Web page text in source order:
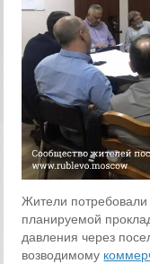
Жители
планируемой
давления через
возводимому